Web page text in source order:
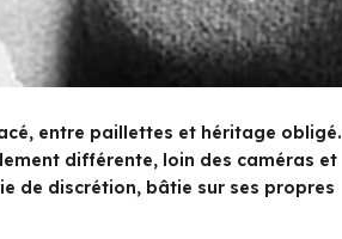
entre paillettes et héritage obligé.
différente, loin des caméras et
de discrétion, bâtie sur ses propres